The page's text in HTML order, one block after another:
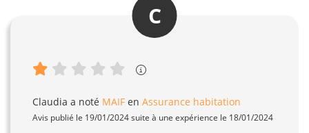
C
Claudia a noté MAIF en Assurance habitation
Avis publié le 19/01/2024 suite à une expérience le 18/01/2024